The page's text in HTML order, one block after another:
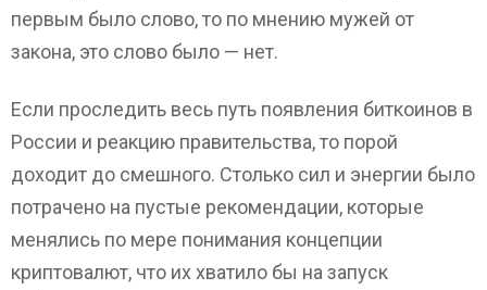
первым было слово, то по мнению мужей от
закона, это слово было — нет.
Если проследить весь путь появления биткоинов в
России и реакцию правительства, то порой
доходит до смешного. Столько сил и энергии было
потрачено на пустые рекомендации, которые
менялись по мере понимания концепции
криптовалют, что их хватило бы на запуск